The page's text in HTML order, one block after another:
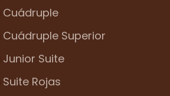
Superior
Suite
Rojas